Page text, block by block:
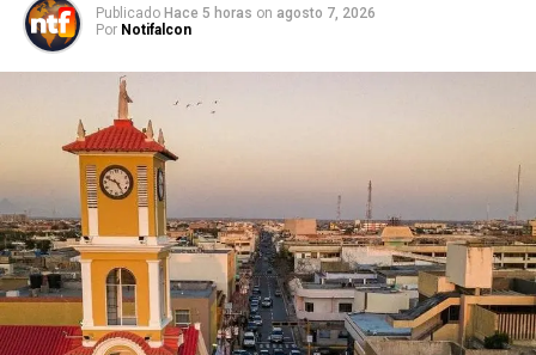
Publicado Hace 5 horas on agosto 7, 2026
Por Notifalcon